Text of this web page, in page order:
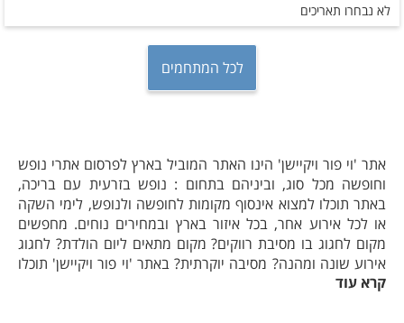
לא נבחרו תאריכים
לכל המתחמים
קרא עוד
אתר 'וי פור ויקיישן' הינו האתר המוביל בארץ לפרסום אתרי נופש
וחופשה מכל סוג, וביניהם בתחום : נופש בזרעית עם בריכה,
באתר תוכלו למצוא אינסוף מקומות לחופשה ולנופש, לימי השקה
או לכל אירוע אחר, בכל איזור בארץ ובמחירים נוחים. מחפשים
מקום לחגוג בו מסיבת רווקים? מקום מתאים ליום הולדת? לחגוג
אירוע שונה ומהנה? מסיבה יוקרתית? באתר 'וי פור ויקיישן' תוכלו
למצוא מגוון אדיר של אתרי נופש המאורגנים לפי קטגוריות וכך גם